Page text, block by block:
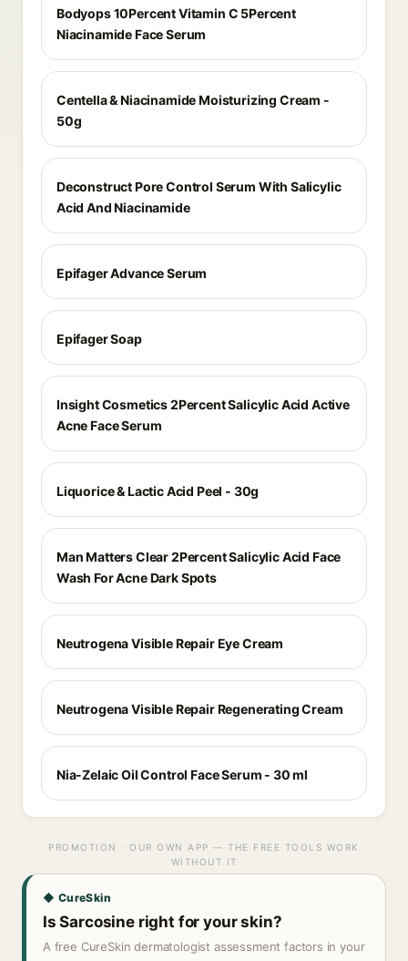
Bodyops 10Percent Vitamin C 5Percent
Niacinamide Face Serum
Centella & Niacinamide Moisturizing Cream -
50g
Deconstruct Pore Control Serum With Salicylic
Acid And Niacinamide
Epifager Advance Serum
Epifager Soap
Insight Cosmetics 2Percent Salicylic Acid Active
Acne Face Serum
Liquorice & Lactic Acid Peel - 30g
Man Matters Clear 2Percent Salicylic Acid Face
Wash For Acne Dark Spots
Neutrogena Visible Repair Eye Cream
Neutrogena Visible Repair Regenerating Cream
Nia-Zelaic Oil Control Face Serum - 30 ml
PROMOTION · OUR OWN APP — THE FREE TOOLS WORK
WITHOUT IT
◆ CureSkin
Is Sarcosine right for your skin?
A free CureSkin dermatologist assessment factors in your